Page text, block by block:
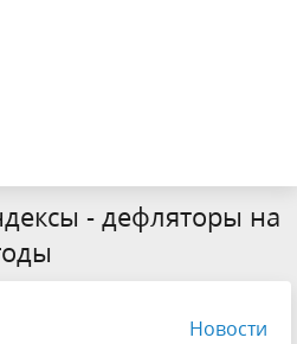
- дефляторы на
Новости